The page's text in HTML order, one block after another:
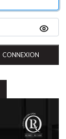
CONNEXION